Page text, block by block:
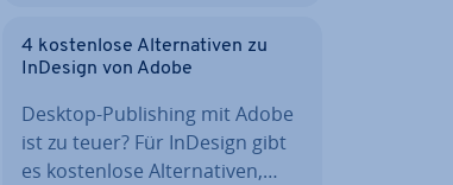
4 kos­ten­lo­se Al­ter­na­ti­ven zu
InDesign von Adobe
Desktop-Pu­bli­shing mit Adobe
ist zu teuer? Für InDesign gibt
es kos­ten­lo­se Al­ter­na­ti­ven,…